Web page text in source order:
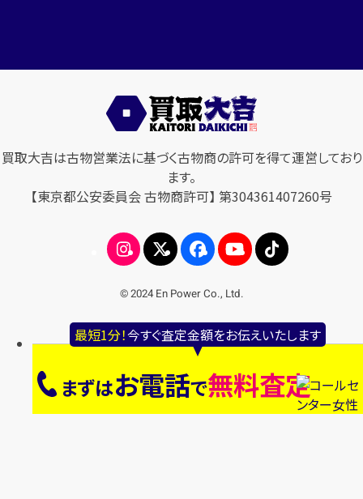
最短1分！今すぐ査定金額をお伝えいたします
まずはお電話で無料査定
買取大吉は古物営業法に基づく古物商の許可を得て運営しており
ます。
【東京都公安委員会 古物商許可】 第304361407260号
© 2024 En Power Co., Ltd.